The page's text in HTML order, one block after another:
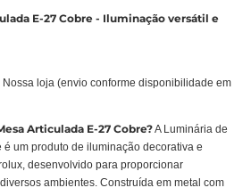
E-27 Cobre - Iluminação versátil e
Nossa loja (envio conforme disponibilidade em
Articulada E-27 Cobre?A Luminária de
é um produto de iluminação decorativa e
desenvolvido para proporcionar
ambientes. Construída em metal com